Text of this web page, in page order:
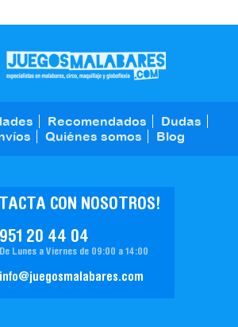
Recomendados
Dudas
Quiénes somos Blog
951 20 44 04
CON NOSOTROS!
De Lunes a Viernes de 09:00 a 14:00
info@juegosmalabares.com